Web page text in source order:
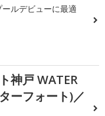
ルデビューに最適
神戸 WATER
ーフォート)／